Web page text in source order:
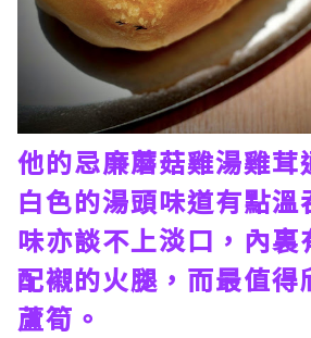
他的忌廉蘑菇雞湯雞
白色的湯頭味道有點溫
味亦談不上淡口，內裏
配襯的火腿，而最值得
蘆筍。